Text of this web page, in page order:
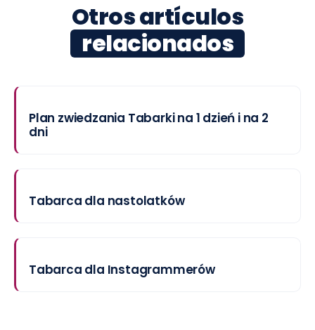
Otros artículos
relacionados
Plan zwiedzania Tabarki na 1 dzień i na 2
dni
Tabarca dla nastolatków
Tabarca dla Instagrammerów